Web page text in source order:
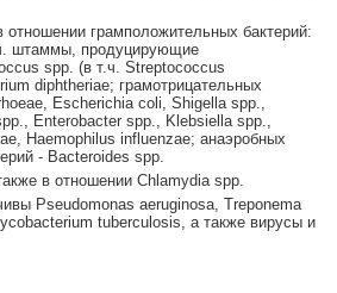
отношении грамположительных бактерий:
штаммы, продуцирующие
spp. (в т.ч. Streptococcus
diphtheriae; грамотрицательных
Escherichia coli, Shigella spp.,
Enterobacter spp., Klebsiella spp.,
Haemophilus influenzae; анаэробных
- Bacteroides spp.
в отношении Chlamydia spp.
Pseudomonas aeruginosa, Treponema
tuberculosis, а также вирусы и